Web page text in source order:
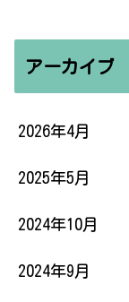
アーカイブ
2026年4月
2025年5月
2024年10月
2024年9月